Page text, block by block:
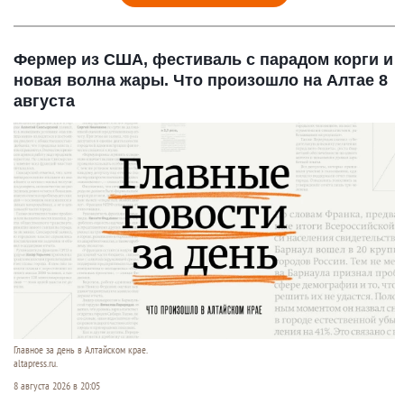
Фермер из США, фестиваль с парадом корги и
новая волна жары. Что произошло на Алтае 8
августа
Главное за день в Алтайском крае.
altapress.ru.
8 августа 2026 в 20:05